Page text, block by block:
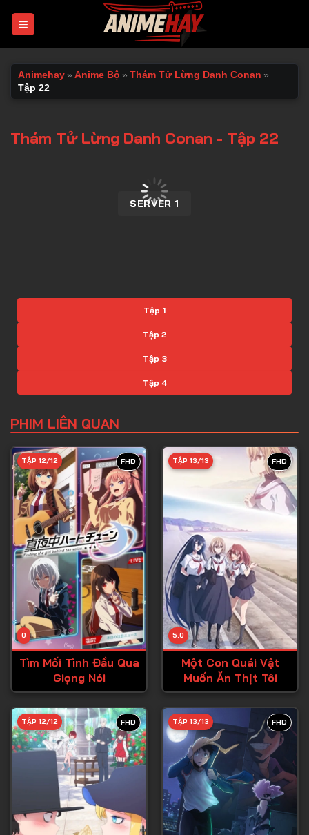
Animehay » Anime Bộ » Thám Tử Lừng Danh Conan »
Tập 22
Thám Tử Lừng Danh Conan - Tập 22
SERVER 1
Tập 1
Tập 2
Tập 3
Tập 4
Tập 6
Tập 7
Tập 9
Tập 10
Tập 11
Tập 12
Tập 13
Tập 14
Tập 15
Tập 17
Tập 18
Tập 19
Tập 20
Tập 21
Tập 22
PHIM LIÊN QUAN
FHD
0
TẬP 12/12
Tìm Mối Tình Đầu Qua
Giọng Nói
FHD
5.0
TẬP 13/13
Một Con Quái Vật
Muốn Ăn Thịt Tôi
FHD
TẬP 12/12 FHD
TẬP 13/13